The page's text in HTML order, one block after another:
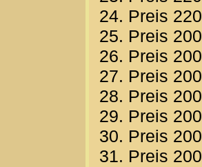
24. Preis 220
25. Preis 200
26. Preis 200
27. Preis 200
28. Preis 200
29. Preis 200
30. Preis 200
31. Preis 200